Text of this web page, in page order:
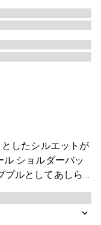
したシルエットが
ショルダーバッ
プルとしてあしら
ラップとゴールド
セントをプラス
を配しました。